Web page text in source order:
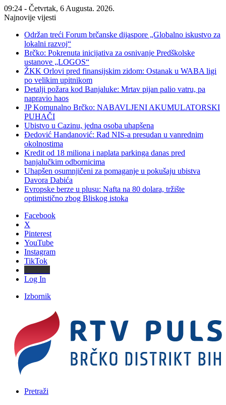
09:24 - Četvrtak, 6 Augusta. 2026.
Najnovije vijesti
Održan treći Forum brčanske dijaspore „Globalno iskustvo za
lokalni razvoj“
Brčko: Pokrenuta inicijativa za osnivanje Predškolske
ustanove „LOGOS“
ŽKK Orlovi pred finansijskim zidom: Ostanak u WABA ligi
po velikim upitnikom
Detalji požara kod Banjaluke: Mrtav pijan palio vatru, pa
napravio haos
JP Komunalno Brčko: NABAVLJENI AKUMULATORSKI
PUHAČI
Ubistvo u Cazinu, jedna osoba uhapšena
Đedović Handanović: Rad NIS-a presudan u vanrednim
okolnostima
Kredit od 18 miliona i naplata parkinga danas pred
banjalučkim odbornicima
Uhapšen osumnjičeni za pomaganje u pokušaju ubistva
Davora Dabića
Evropske berze u plusu: Nafta na 80 dolara, tržište
optimistično zbog Bliskog istoka
Facebook
X
Pinterest
YouTube
Instagram
TikTok
Log In
Izbornik
Pretraži